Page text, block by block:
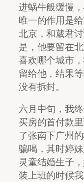
进蜗牛般缓慢
唯一的作用是
北京，和葳君
是，他要留在
喜欢哪个城市
留给他，结果
没有拆封。
六月中旬，我
买房的首付款
了张南下广州
骗喝，其时婷
灵童结婚生子
装上班的时候